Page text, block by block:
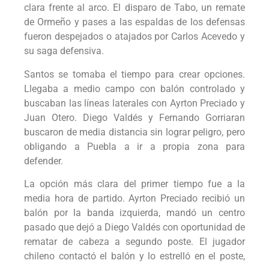
clara frente al arco. El disparo de Tabo, un remate
de Ormeño y pases a las espaldas de los defensas
fueron despejados o atajados por Carlos Acevedo y
su saga defensiva.
Santos se tomaba el tiempo para crear opciones.
Llegaba a medio campo con balón controlado y
buscaban las líneas laterales con Ayrton Preciado y
Juan Otero. Diego Valdés y Fernando Gorriaran
buscaron de media distancia sin lograr peligro, pero
obligando a Puebla a ir a propia zona para
defender.
La opción más clara del primer tiempo fue a la
media hora de partido. Ayrton Preciado recibió un
balón por la banda izquierda, mandó un centro
pasado que dejó a Diego Valdés con oportunidad de
rematar de cabeza a segundo poste. El jugador
chileno contactó el balón y lo estrelló en el poste,